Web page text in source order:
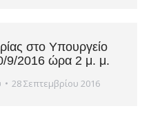
στο Υπουργείο
9/2016 ώρα 2 μ. μ.
28 Σεπτεμβρίου 2016